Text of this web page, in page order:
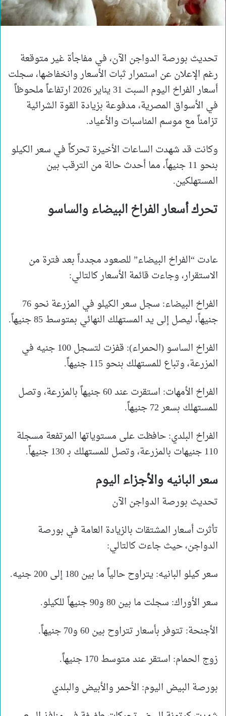
تحديث بورصة الدواجن الآن، في مفاجأة غير متوقعة
رغم الإعلان عن استمرار ثبات الأسعار وانخفاضها، سجلت
أسعار الفراخ اليوم السبت 31 يناير 2026 ارتفاعاً ملحوظاً
في الأسواق المصرية، مدفوعة بزيادة القوة الشرائية
تزامناً مع موسم المناسبات والأعياد.
وكانت قد شهدت الساعات الأخيرة تحركاً في سعر الكيلو
بنحو 11 جنيهاً، مما أحدث حالة من الترقب بين
المستهلكين.
تحرك أسعار الفراخ البيضاء والساسو
عادت “الفراخ البيضاء” للصعود مجدداً بعد فترة من
الاستقرار، وجاءت قائمة الأسعار كالتالي:
الفراخ البيضاء: سجل سعر الكيلو في المزرعة نحو 76
جنيهاً، ليصل إلى يد المستهلك النهائي بمتوسط 85 جنيهاً.
الفراخ الساسو (الحمراء): قفزت لتسجل 100 جنيه في
المزرعة، وتباع للمستهلك بنحو 115 جنيهاً.
الفراخ الأمهات: استقرت عند 60 جنيهاً بالمزرعة، وتصل
للمستهلك بسعر 72 جنيهاً.
الفراخ البلدي: حافظت على مستوياتها المرتفعة مسجلة
110 جنيهات بالمزرعة، وتصل للمستهلك بـ 130 جنيهاً.
سعر البانيه والأجزاء اليوم
تحديث بورصة الدواجن الآن
تأثرت أسعار المشتقات بالزيادة العامة في بورصة
الدواجن، حيث جاءت كالتالي:
سعر كيلو البانيه: يتراوح حالياً ما بين 180 إلى 200 جنيه.
سعر الأوراك: سجلت ما بين 80 و90 جنيهاً للكيلو.
الأجنحة: تتوفر بأسعار تتراوح بين 60 و70 جنيهاً.
زوج الحمام: استقر عند متوسط 170 جنيهاً.
بورصة البيض اليوم: الأحمر والأبيض والبلدي